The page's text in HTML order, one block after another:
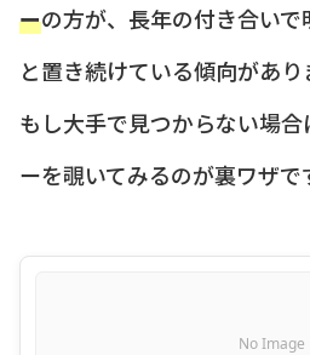
ーの方が、長年の付き合い
と置き続けている傾向があり
もし大手で見つからない場
ーを覗いてみるのが裏ワザで
No Image